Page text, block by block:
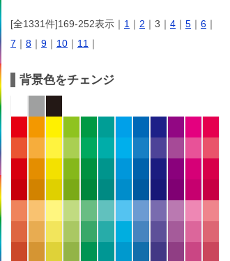
[全1331件]169-252表示｜ 1 ｜ 2 ｜3｜ 4 ｜ 5 ｜ 6 ｜
7 ｜ 8 ｜ 9 ｜ 10 ｜ 11 ｜
背景色をチェンジ